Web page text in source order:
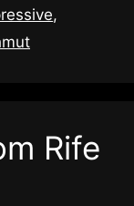
,
Rife